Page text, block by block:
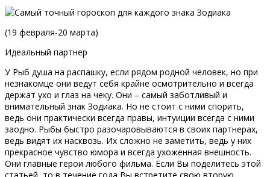
(19 февраля-20 марта)
Идеальный партнер
У Рыб душа на распашку, если рядом родной человек, но при
незнакомце они ведут себя крайне осмотрительно и всегда
держат ухо и глаз на чеку. Они – самый заботливый и
внимательный знак Зодиака. Но не стоит с ними спорить,
ведь они практически всегда правы, интуиции всегда с ними
заодно. Рыбы быстро разочаровываются в своих партнерах,
ведь видят их насквозь. Их сложно не заметить, ведь у них
прекрасное чувство юмора и всегда ухоженная внешность.
Они главные герои любого фильма. Если Вы поделитесь этой